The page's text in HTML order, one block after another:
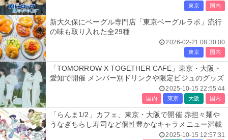
東京 国内
新大久保にベーグル専門店「東京ベーグルラボ」流行
の味も取り入れた全29種
2026-02-21 08:30:00
東京 国内
「TOMORROW X TOGETHER CAFE」東京・大阪・
愛知で開催 メンバー別ドリンクや限定ビジュのグッズ
2025-10-15 22:55:44
国内 東京 大阪 国内
「らんま1/2」カフェ、東京・大阪で開催 赤担々麺や
うなぎちらし寿司など個性豊かなキャラメニュー満載
2025-10-15 12:57:31